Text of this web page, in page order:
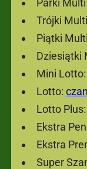
Parki
Trójki
Piątki
Dziesiątki
Mini Lotto:
Lotto:
Lotto Plus:
Ekstra
Ekstra
Super